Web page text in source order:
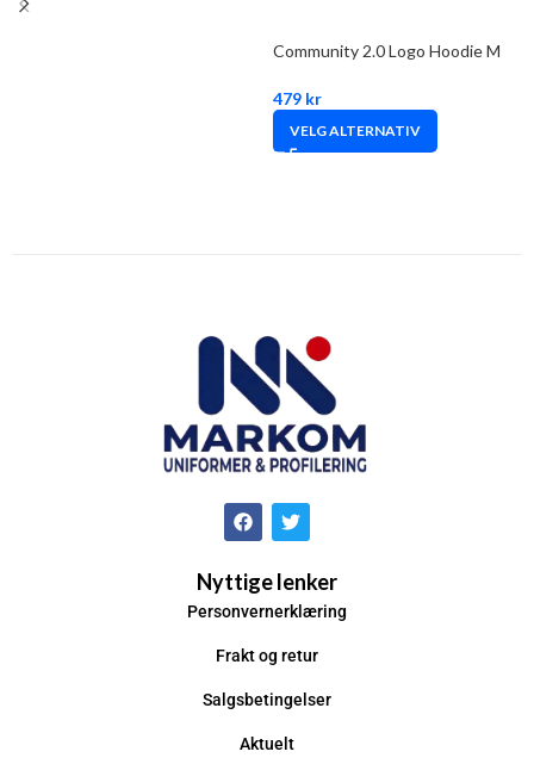
Community 2.0 Logo Hoodie M
479 kr
VELG ALTERNATIV
Nyttige lenker
Personvernerklæring
Frakt og retur
Salgsbetingelser
Aktuelt